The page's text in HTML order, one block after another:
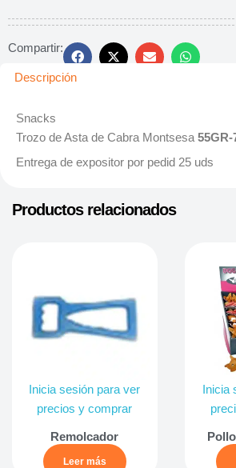
Compartir:
Descripción
Snacks
Trozo de Asta de Cabra Montsesa 55GR-
Entrega de expositor por pedid 25 uds
Productos relacionados
Inicia sesión para ver
precios y comprar
Remolcador
Leer más
Inicia